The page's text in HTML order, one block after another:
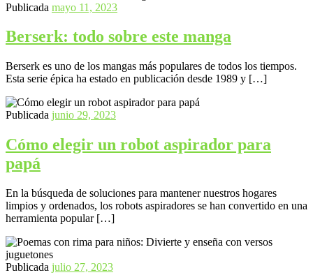
Publicada mayo 11, 2023
Berserk: todo sobre este manga
Berserk es uno de los mangas más populares de todos los tiempos.
Esta serie épica ha estado en publicación desde 1989 y […]
Publicada junio 29, 2023
Cómo elegir un robot aspirador para
papá
En la búsqueda de soluciones para mantener nuestros hogares
limpios y ordenados, los robots aspiradores se han convertido en una
herramienta popular […]
Publicada julio 27, 2023